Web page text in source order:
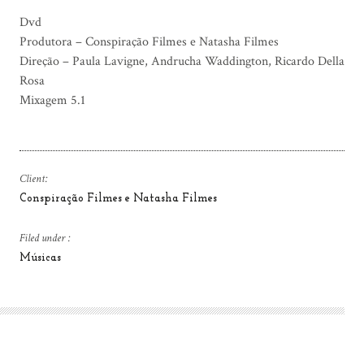
Dvd
Produtora – Conspiração Filmes e Natasha Filmes
Direção – Paula Lavigne, Andrucha Waddington, Ricardo Della
Rosa
Mixagem 5.1
Client:
Conspiração Filmes e Natasha Filmes
Filed under :
Músicas